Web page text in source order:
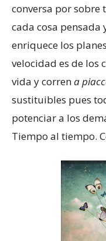
conversa por sobre
cada cosa pensada
enriquece los
velocidad es de los
vida y correna
sustituibles pues
potenciar a los
Tiempo al tiempo.